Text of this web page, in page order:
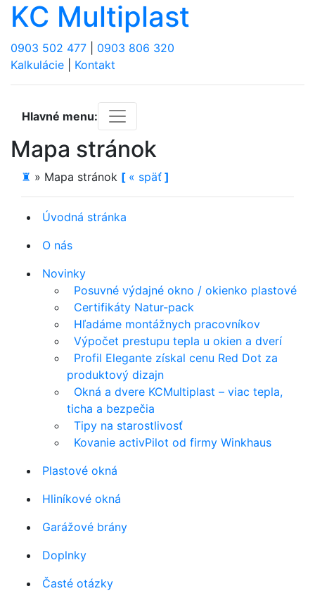
KC Multiplast
0903 502 477
0903 806 320
Kalkulácie
Kontakt
Hlavné menu:
Mapa stránok
♜ » Mapa stránok [ « späť ]
Úvodná stránka
O nás
Novinky
Posuvné výdajné okno / okienko plastové
Certifikáty Natur-pack
Hľadáme montážnych pracovníkov
Výpočet prestupu tepla u okien a dverí
Profil Elegante získal cenu Red Dot za
produktový dizajn
Okná a dvere KCMultiplast – viac tepla,
ticha a bezpečia
Tipy na starostlivosť
Kovanie activPilot od firmy Winkhaus
Plastové okná
Hliníkové okná
Garážové brány
Doplnky
Časté otázky